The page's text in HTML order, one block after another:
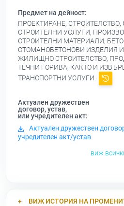
Предмет на дейност:
ПРОЕКТИРАНЕ,
СТРОИТЕЛНИ УСЛУГИ,
СТРОИТЕЛНИ МАТЕРИАЛИ,
СТОМАНОБЕТОНОВИ ИЗДЕЛИЯ
ЖИЛИЩНО СТРОИТЕЛСТВО,
ТЕЧНИ ГОРИВА, КАКТО И
ТРАНСПОРТНИ УСЛУГИ.
Актуален дружествен
договор, устав,
или учредителен акт:
Актуален дружествен
учредителен акт/устав
виж
ВИЖ ИСТОРИЯ НА